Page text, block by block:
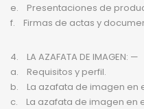
e. Presentaciones de
f. Firmas de actas y
4. LA AZAFATA DE IMAGEN: —
a. Requisitos y perfil.
b. La azafata de imagen en
c. La azafata de imagen en